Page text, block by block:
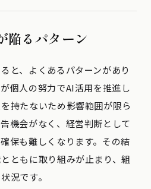
陥るパターン
と、よくあるパターンがあり
個人の努力でAI活用を推進し
持たないため影響範囲が限ら
機会がなく、経営判断として
保も難しくなります。その結
ともに取り組みが止まり、組
況です。